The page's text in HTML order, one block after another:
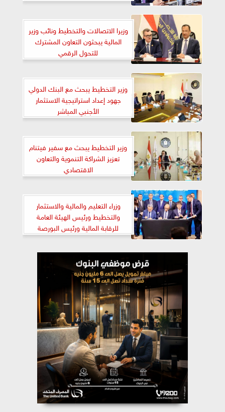
وزيرا الاتصالات والتخطيط ونائب وزير
المالية يبحثون التعاون المشترك
للتحول الرقمي
وزير التخطيط يبحث مع البنك الدولي
جهود إعداد استراتيجية الاستثمار
الأجنبي المباشر
وزير التخطيط يبحث مع سفير فيتنام
تعزيز الشراكة التنموية والتعاون
الاقتصادي
وزراء التعليم والمالية والاستثمار
والتخطيط ورئيس الهيئة العامة
للرقابة المالية ورئيس البورصة
يشهدون انطلاق منهج الثقافة المالية
البورصة